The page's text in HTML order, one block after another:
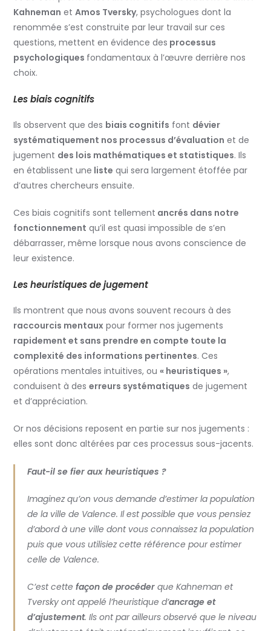
Kahneman etAmos Tversky, psychologues dont la
renommée s’est construite par leur travail sur ces
questions, mettent en évidence des processus
psychologiques fondamentaux à l’œuvre derrière nos
choix.
Les biais cognitifs
Ils observent que des biais cognitifs font dévier
systématiquement nos processus d’évaluation et de
jugement des lois mathématiques et statistiques. Ils
en établissent une liste qui sera largement étoffée par
d’autres chercheurs ensuite.
Ces biais cognitifs sont tellement ancrés dans notre
fonctionnement qu’il est quasi impossible de s’en
débarrasser, même lorsque nous avons conscience de
leur existence.
Les heuristiques de jugement
Ils montrent que nous avons souvent recours à des
raccourcis mentaux pour former nos jugements
rapidement et sans prendre en compte toute la
complexité des informations pertinentes. Ces
opérations mentales intuitives, ou« heuristiques »,
conduisent à deserreurs systématiques de jugement
et d’appréciation.
Or nos décisions reposent en partie sur nos jugements :
elles sont donc altérées par ces processus sous-jacents.
Faut-il se fier aux heuristiques ?
Imaginez qu’on vous demande d’estimer la population
de la ville de Valence. Il est possible que vous pensiez
d’abord à une ville dont vous connaissez la population
puis que vous utilisiez cette référence pour estimer
celle de Valence.
C’est cette façon de procéder que Kahneman et
Tversky ont appelé l’heuristique d’ancrage et
d’ajustement. Ils ont par ailleurs observé que le niveau